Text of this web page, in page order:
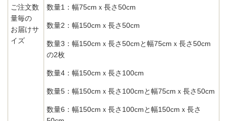
ご注文数
量毎の
お届けサ
イズ
数量1：幅75cmｘ長さ50cm
数量2：幅150cmｘ長さ50cm
数量3：幅150cmｘ長さ50cmと幅75cmｘ長さ50cm
の2枚
数量4：幅150cmｘ長さ100cm
数量5：幅150cmｘ長さ100cmと幅75cmｘ長さ50cm
数量6：幅150cmｘ長さ100cmと幅150cmｘ長さ